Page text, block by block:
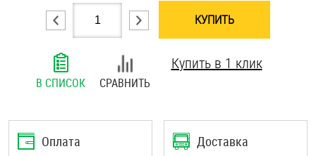
Шпильки
Шплинты
Штифты и пальцы
КУПИТЬ
В СПИСОК СРАВНИТЬ
Купить в 1 клик
Оплата Доставка